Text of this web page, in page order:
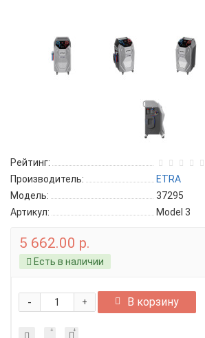
Рейтинг:
Производитель:
ETRA
Модель:
37295
Артикул:
Model 3
5 662.00 р.
Есть в наличии
+
- В корзину